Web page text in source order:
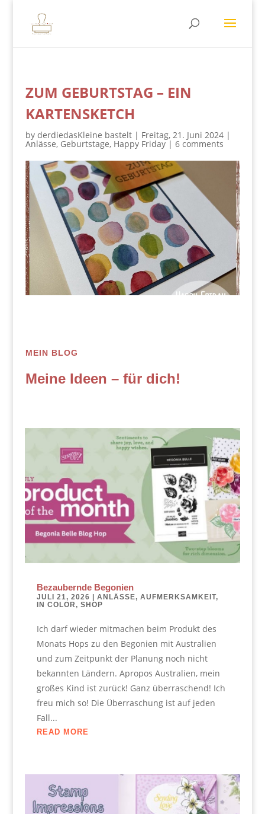
ZUM GEBURTSTAG – EIN
KARTENSKETCH
by derdiedasKleine bastelt| Freitag, 21. Juni 2024|
Anlässe, Geburtstage, Happy Friday| 6 comments
MEIN BLOG
Meine Ideen – für dich!
Bezaubernde Begonien
JULI 21, 2026 | ANLÄSSE, AUFMERKSAMKEIT,
IN COLOR, SHOP
Ich darf wieder mitmachen beim Produkt des
Monats Hops zu den Begonien mit Australien
und zum Zeitpunkt der Planung noch nicht
bekannten Ländern. Apropos Australien, mein
großes Kind ist zurück! Ganz überraschend! Ich
freu mich so! Die Überraschung ist auf jeden
Fall...
READ MORE